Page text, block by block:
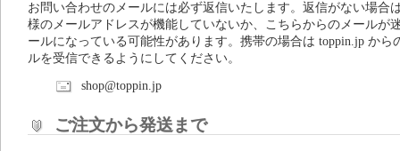
お問い合わせのメールには必ず返信いたします。返信がない場合
様のメールアドレスが機能していないか、こちらからのメールが
ールになっている可能性があります。携帯の場合は toppin.jp から
ルを受信できるようにしてください。
shop@toppin.jp
ご注文から発送まで